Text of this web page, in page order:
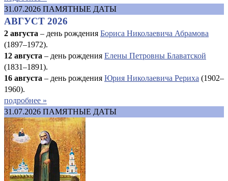
31.07.2026 ПАМЯТНЫЕ ДАТЫ
АВГУСТ 2026
2 августа – день рождения Бориса Николаевича Абрамова
(1897–1972).
12 августа – день рождения Елены Петровны Блаватской
(1831–1891).
16 августа – день рождения Юрия Николаевича Рериха (1902–
1960).
подробнее »
31.07.2026 ПАМЯТНЫЕ ДАТЫ